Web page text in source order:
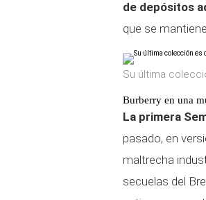
de depósitos
que se
Su última
Burberry en una
La primera
pasado, en
maltrecha
secuelas del